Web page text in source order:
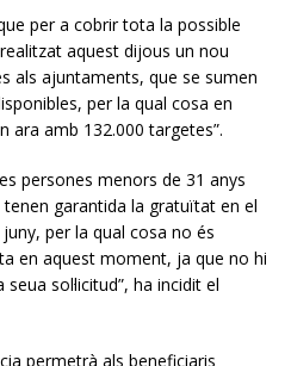
per a cobrir tota la possible
aquest dijous un nou
als ajuntaments, que se sumen
per la qual cosa en
amb 132.000 targetes”.
persones menors de 31 anys
garantida la gratuïtat en el
per la qual cosa no és
en aquest moment, ja que no hi
sol·licitud”, ha incidit el
permetrà als beneficiaris